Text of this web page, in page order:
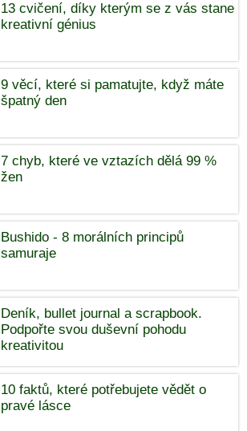
13 cvičení, díky kterým se z vás stane
kreativní génius
9 věcí, které si pamatujte, když máte
špatný den
7 chyb, které ve vztazích dělá 99 %
žen
Bushido - 8 morálních principů
samuraje
Deník, bullet journal a scrapbook.
Podpořte svou duševní pohodu
kreativitou
10 faktů, které potřebujete vědět o
pravé lásce